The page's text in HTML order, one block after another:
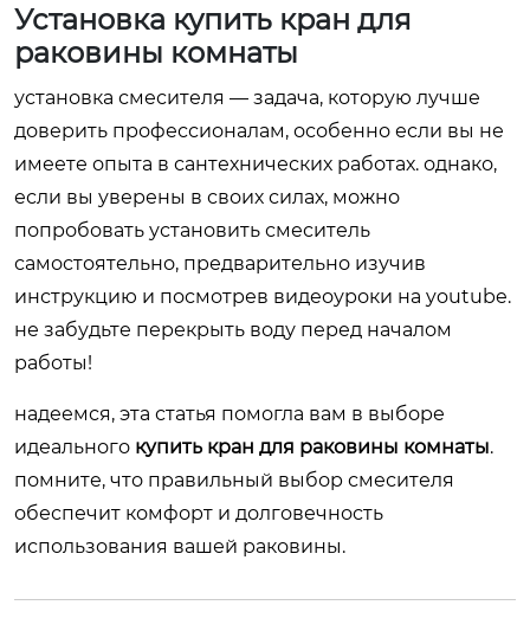
Установка купить кран для
раковины комнаты
установка смесителя — задача, которую лучше
доверить профессионалам, особенно если вы не
имеете опыта в сантехнических работах. однако,
если вы уверены в своих силах, можно
попробовать установить смеситель
самостоятельно, предварительно изучив
инструкцию и посмотрев видеоуроки на youtube.
не забудьте перекрыть воду перед началом
работы!
надеемся, эта статья помогла вам в выборе
идеального купить кран для раковины комнаты.
помните, что правильный выбор смесителя
обеспечит комфорт и долговечность
использования вашей раковины.